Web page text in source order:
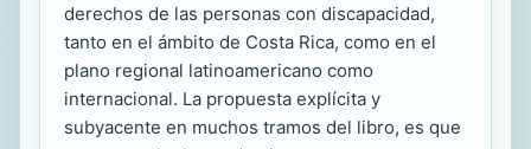
derechos de las personas con discapacidad,
tanto en el ámbito de Costa Rica, como en el
plano regional latinoamericano como
internacional. La propuesta explícita y
subyacente en muchos tramos del libro, es que